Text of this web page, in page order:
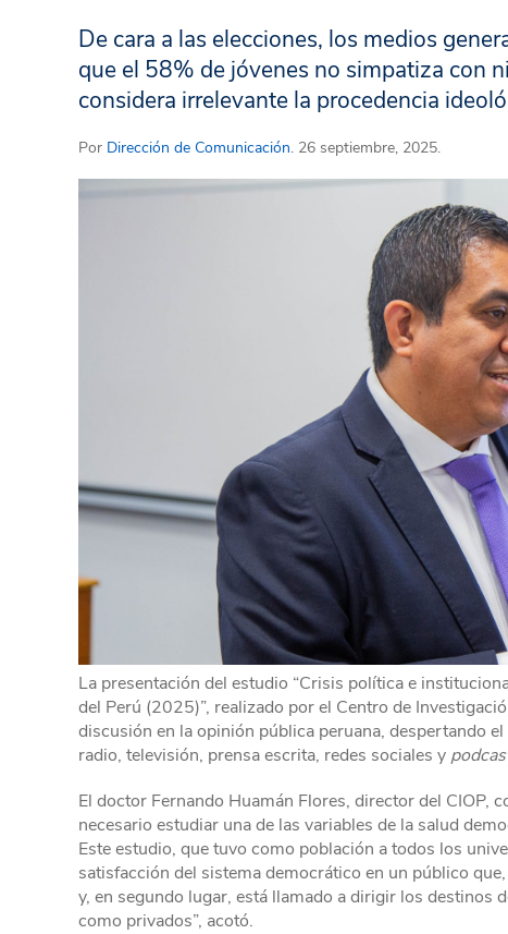
De cara a las elecciones, los medios
que el 58% de jóvenes no simpatiza con
considera irrelevante la procedencia
Por Dirección de Comunicación. 26 septiembre, 2025.
La presentación del estudio “Crisis política e
del Perú (2025)”, realizado por el Centro de
discusión en la opinión pública peruana, despertando
radio, televisión, prensa escrita, redes sociales y
El doctor Fernando Huamán Flores, director del CIOP,
necesario estudiar una de las variables de la salud
Este estudio, que tuvo como población a todos los
satisfacción del sistema democrático en un público
y, en segundo lugar, está llamado a dirigir los
como privados”, acotó.